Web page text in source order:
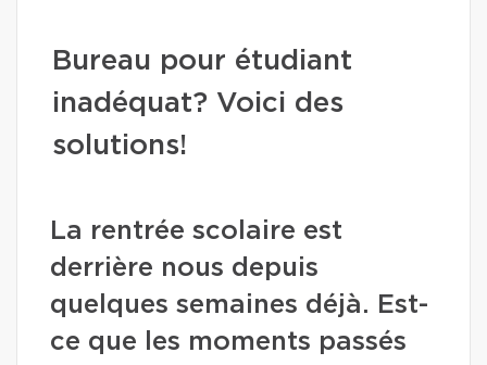
Bureau pour étudiant
inadéquat? Voici des
solutions!
La rentrée scolaire est
derrière nous depuis
quelques semaines déjà. Est-
ce que les moments passés